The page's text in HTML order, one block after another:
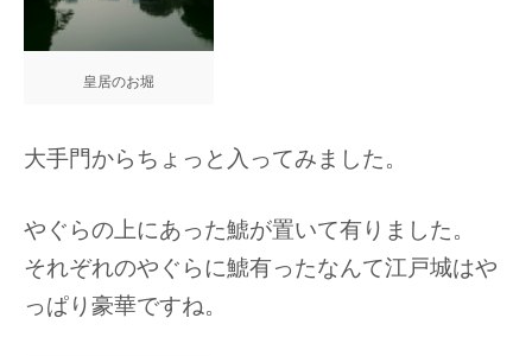
皇居のお堀
大手門からちょっと入ってみました。
やぐらの上にあった鯱が置いて有りました。
それぞれのやぐらに鯱有ったなんて江戸城はや
っぱり豪華ですね。